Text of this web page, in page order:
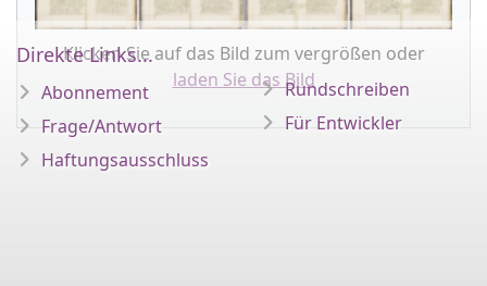
Klicken Sie auf das Bild zum vergrößen oder
laden Sie das Bild
Direkte Links...
Abonnement
Frage/Antwort
Haftungsausschluss
Rundschreiben
Für Entwickler